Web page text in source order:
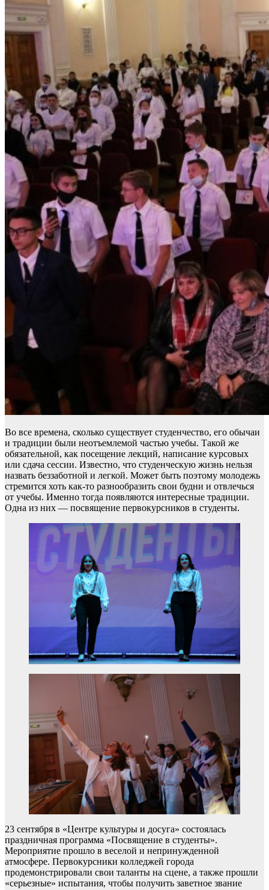
Во все времена, сколько существует студенчество, его обычаи
и традиции были неотъемлемой частью учебы. Такой же
обязательной, как посещение лекций, написание курсовых
или сдача сессии. Известно, что студенческую жизнь нельзя
назвать беззаботной и легкой. Может быть поэтому молодежь
стремится хоть как-то разнообразить свои будни и отвлечься
от учебы. Именно тогда появляются интересные традиции.
Одна из них — посвящение первокурсников в студенты.
23 сентября в «Центре культуры и досуга» состоялась
праздничная программа «Посвящение в студенты».
Мероприятие прошло в веселой и непринужденной
атмосфере. Первокурсники колледжей города
продемонстрировали свои таланты на сцене, а также прошли
«серьезные» испытания, чтобы получить заветное звание